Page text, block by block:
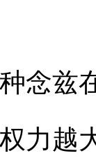
兹在
越